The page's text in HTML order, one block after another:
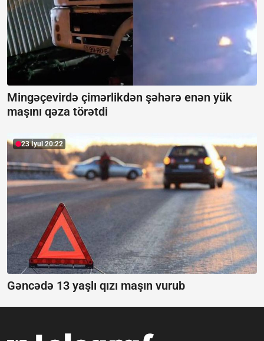
Mingəçevirdə çimərlikdən şəhərə enən yük
maşını qəza törətdi
23 İyul 20:22
Gəncədə 13 yaşlı qızı maşın vurub